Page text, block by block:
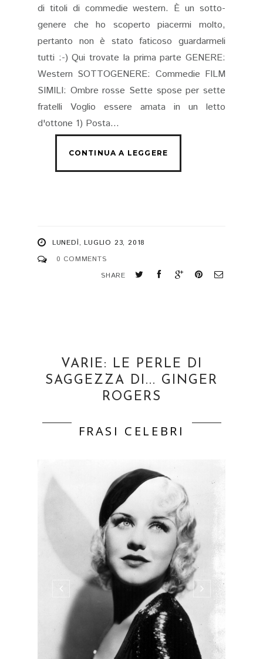
di titoli di commedie western. È un sotto-
genere che ho scoperto piacermi molto,
pertanto non è stato faticoso guardarmeli
tutti :-) Qui trovate la prima parte GENERE:
Western SOTTOGENERE: Commedie FILM
SIMILI: Ombre rosse Sette spose per sette
fratelli Voglio essere amata in un letto
d'ottone 1) Posta...
LUNEDÌ, LUGLIO 23, 2018
0 COMMENTS
SHARE
VARIE: LE PERLE DI
SAGGEZZA DI... GINGER
ROGERS
FRASI CELEBRI